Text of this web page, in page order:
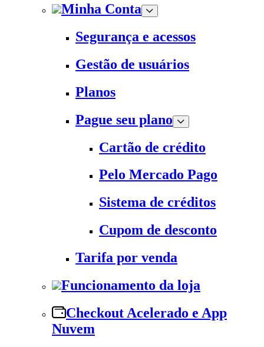
Minha Conta
Segurança e acessos
Gestão de usuários
Planos
Pague seu plano
Cartão de crédito
Pelo Mercado Pago
Sistema de créditos
Cupom de desconto
Tarifa por venda
Funcionamento da loja
Checkout Acelerado e App
Nuvem